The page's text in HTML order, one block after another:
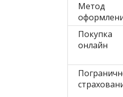
Метод
Покупка
онлайн